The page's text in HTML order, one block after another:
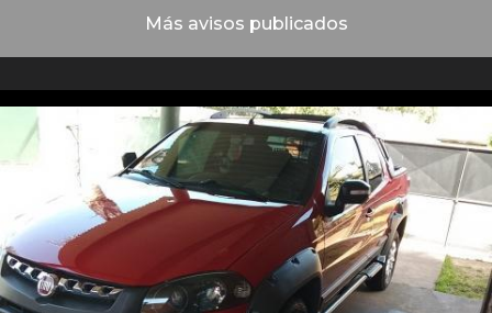
Más avisos publicados